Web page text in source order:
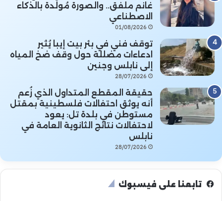
غانم ملفق.. والصورة مُولَّدة بالذكاء
الاصطناعي
01/08/2026
توقف فني في بئر بيت إيبا يُثير
ادعاءات مضللة حول وقف ضخ المياه
إلى نابلس وجنين
28/07/2026
حقيقة المقطع المتداول الذي زُعم
أنه يوثق احتفالات فلسطينية بمقتل
مستوطن في بلدة تل: يعود
لاحتفالات نتائج الثانوية العامة في
نابلس
28/07/2026
تابعنا على فيسبوك